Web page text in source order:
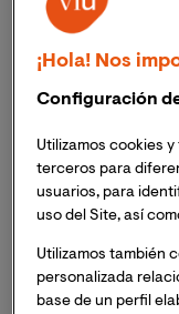
Profesora de
¡Hola! Nos
Configuración
Utilizamos cookies
terceros para
usuarios, para
uso del Site, así
Utilizamos también
personalizada
base de un perfil